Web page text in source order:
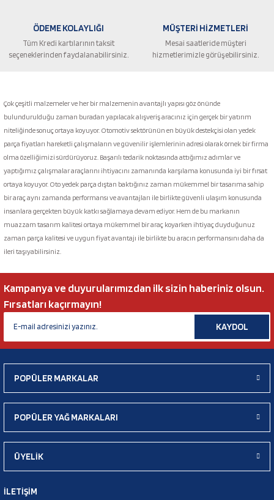
Gönder
ÖDEME KOLAYLIĞI
Tüm Kredi kartılarının taksit
seçeneklerinden faydalanabilirsiniz.
MÜŞTERİ HİZMETLERİ
Mesai saatleride müşteri
hizmetlerimizle görüşebilirsiniz.
Çok çeşitli malzemeler ve her bir malzemenin avantajlı yapısı göz önünde
bulundurulduğu zaman buradan yapılacak alışveriş aracınız için gerçek bir yatırım
niteliğinde sonuç ortaya koyuyor. Otomotiv sektörünün en büyük destekçisi olan yedek
parça fiyatları hareketli çalışmaların ve güvenilir işlemlerinin adresi olarak örnek bir firma
olma özelliğimizi sürdürüyoruz. Başarılı tedarik noktasında attığımız adımlar ve
yaptığımız çalışmalar araçlarını ihtiyacını zamanında karşılama konusunda iyi bir fırsat
ortaya koyuyor. Oto yedek parça dıştan baktığınız zaman mükemmel bir tasarıma sahip
bir araç aynı zamanda performansı ve avantajları ile birlikte güvenli ulaşım konusunda
insanlara gerçekten büyük katkı sağlamaya devam ediyor. Hem de bu markanın
muazzam tasarım kalitesi ortaya mükemmel bir araç koyarken ihtiyaç duyduğunuz
zaman parça kalitesi ve uygun fiyat avantajı ile birlikte bu aracın performansını daha da
ileri taşıyabilirsiniz.
Kampanya ve duyurularımızdan ilk sizin haberiniz olsun.
Fırsatları kaçırmayın!
KAYDOL
POPÜLER MARKALAR
POPÜLER YAĞ MARKALARI
ÜYELİK
İLETİŞİM